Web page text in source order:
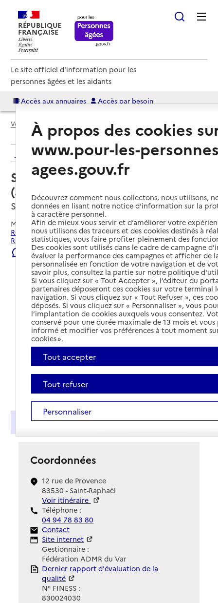
RÉPUBLIQUE
FRANÇAISE
Le site officiel d'information pour les
personnes âgées et les aidants
Accès aux annuaires Accès par besoin
Voir le fil d’Ariane
Retour aux résultats de l'annuaire
Service autonomie à domicile
(aide) – ADMR
Saint-Raphaël, VAR
Mis à jour le08/08/2026
Rechercher les établissements et services autour de Saint-
Raphaël.
Signaler une erreur
Présentation
Coordonnées
12 rue de Provence
83530 - Saint-Raphaël
Voir itinéraire
Téléphone :
04 94 78 83 80
Contact
Contact
Site Internet
Site internet
Gestionnaire :
Fédération ADMR du Var
Rapport HAS
Dernier rapport d'évaluation de la
qualité
N° FINESS :
830024030
À propos des cookies
www.pour-les-
agees.gouv.fr
Découvrez comment nous collectons, nous utilisons,
données en lisant notre notice d’information sur la
à caractère personnel.
Afin de mieux vous servir et d’améliorer votre
nous utilisons des traceurs et des cookies destinés à
statistiques, vous faire profiter pleinement des
Des cookies sont utilisés dans le cadre de campagne
évaluer la performance des campagnes et afficher de
personnalisée en fonction de votre navigation et de
savoir plus, consultez la partie sur notre politique
Si vous cliquez sur « Tout Accepter », l’éditeur du
partenaires déposeront ces cookies sur votre terminal
navigation. Si vous cliquez sur « Tout Refuser », ces
déposés. Si vous cliquez sur « Personnaliser », vous
l’implantation de cookies auxquels vous consentez.
conservé pour une durée maximale de 13 mois et
informé et modifier vos préférences à tout moment
cookies ».
Tout accepter
Tout refuser
Personnaliser